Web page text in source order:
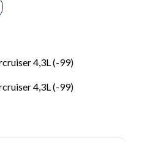
4,3L (-99)
4,3L (-99)